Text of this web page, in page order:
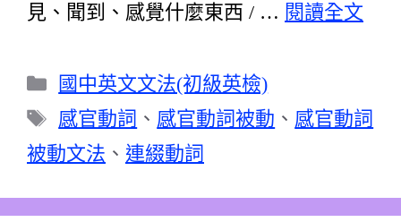
見、聞到、感覺什麼東西 / … 閱讀全文
分
類
國中英文文法(初級英檢)
標
籤
感官動詞 、 感官動詞被動 、 感官動詞
被動文法 、 連綴動詞